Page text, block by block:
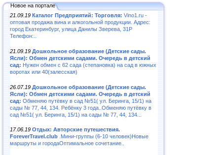
Новое на портале
21.09.19 Каталог Предприятий: Торговля: Vino1.ru -
оптовая продажа вина и алкогольной продукции. Адрес:
город Екатеринбург, улица Данилы Зверева, 31Р
Телефон:..
21.09.19 Дошкольное образование (Детские сады.
Ясли): Обмен детскими садами. Очередь в детский
сад: Нужен обмен с 62 сада (степановка) на сад в южных
воротах или 40(залесская)
26.07.19 Дошкольное образование (Детские сады.
Ясли): Обмен детскими садами. Очередь в детский
сад: Обменяю путёвку в сад №51( ул. Беринга, 15/1) на
сады № 77, 44, 134. Ребёнку 3 года..Обменяю путёвку в
сад №51( ул. Беринга, 15/1) на сады № 77, 44, 134...
17.06.19 Отдых: Авторские путешествия.
ForeverTravel.club .Мини-группы (6-10 человек)Новые
маршруты и городаОптимальное сочетание..